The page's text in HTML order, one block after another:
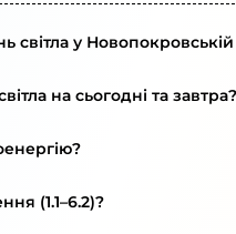
у Новопокровській
на сьогодні та завтра?
(1.1–6.2)?